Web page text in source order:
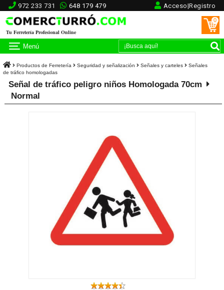
972 233 731 648 179 479 Acceso|Registro
Tu Ferretería Profesional Online
0
Menú
Productos de Ferretería Seguridad y señalización Señales y carteles
Señales
de tráfico homologadas
Señal de tráfico peligro niños Homologada 70cm
Normal